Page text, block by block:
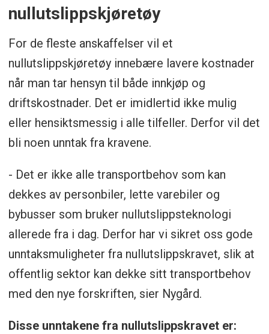
nullutslippskjøretøy
For de fleste anskaffelser vil et
nullutslippskjøretøy innebære lavere kostnader
når man tar hensyn til både innkjøp og
driftskostnader. Det er imidlertid ikke mulig
eller hensiktsmessig i alle tilfeller. Derfor vil det
bli noen unntak fra kravene.
- Det er ikke alle transportbehov som kan
dekkes av personbiler, lette varebiler og
bybusser som bruker nullutslippsteknologi
allerede fra i dag. Derfor har vi sikret oss gode
unntaksmuligheter fra nullutslippskravet, slik at
offentlig sektor kan dekke sitt transportbehov
med den nye forskriften, sier Nygård.
Disse unntakene fra nullutslippskravet er: